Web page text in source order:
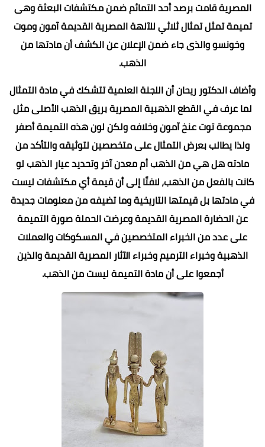
المصرية قامت برصد أحد التمائم ضمن مكتشفات البعثة وهى
تميمة تمثل تمثال ثلاثي للآلهة المصرية القديمة آمون وموت
وخونسو والذى جاء ضمن الإعلان عن الكشف أن مادتها من
الذهب.
وأضاف الدكتور ريحان أن اللجنة العلمية تتشكك في مادة التمثال
لما عرف في القطع الذهبية المصرية بريق الذهب الأصلى مثل
مجموعة توت عنخ آمون وخلافه ولكن لون هذه التميمة أصفر
ولذا يطالب بعرض التمثال على متخصصين لتوثيقه والتأكد من
مادته هل هي من الذهب أم معدن آخر وتحديد عيار الذهب لو
كانت بالفعل من الذهب، لافتًا إلى أن قيمة أي مكتشفات ليست
في مادتها بل قيمتها التاريخية وما تضيفه من معلومات جديدة
عن الحضارة المصرية القديمة وعرضت الحملة صورة التميمة
على عدد من الخبراء المتخصصين في المسكوكات والعملات
الذهبية وخبراء الترميم وخبراء الآثار المصرية القديمة والذين
أجمعوا على أن مادة التميمة ليست من الذهب.